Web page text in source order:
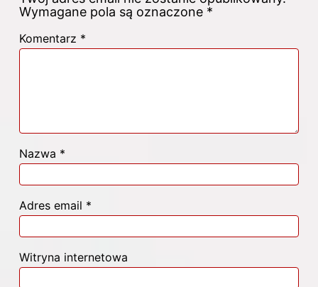
Wymagane pola są oznaczone *
Komentarz *
Nazwa *
Adres email *
Witryna internetowa